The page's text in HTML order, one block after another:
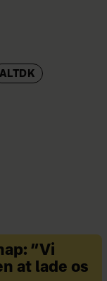
ALTDK
”Vi
at lade os